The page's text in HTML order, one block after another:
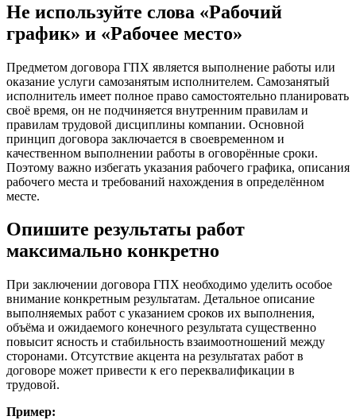
Не используйте слова «Рабочий
график» и «Рабочее место»
Предметом договора ГПХ является выполнение работы или
оказание услуги самозанятым исполнителем. Самозанятый
исполнитель имеет полное право самостоятельно планировать
своё время, он не подчиняется внутренним правилам и
правилам трудовой дисциплины компании. Основной
принцип договора заключается в своевременном и
качественном выполнении работы в оговорённые сроки.
Поэтому важно избегать указания рабочего графика, описания
рабочего места и требований нахождения в определённом
месте.
Опишите результаты работ
максимально конкретно
При заключении договора ГПХ необходимо уделить особое
внимание конкретным результатам. Детальное описание
выполняемых работ с указанием сроков их выполнения,
объёма и ожидаемого конечного результата существенно
повысит ясность и стабильность взаимоотношений между
сторонами. Отсутствие акцента на результатах работ в
договоре может привести к его переквалификации в
трудовой.
Пример: